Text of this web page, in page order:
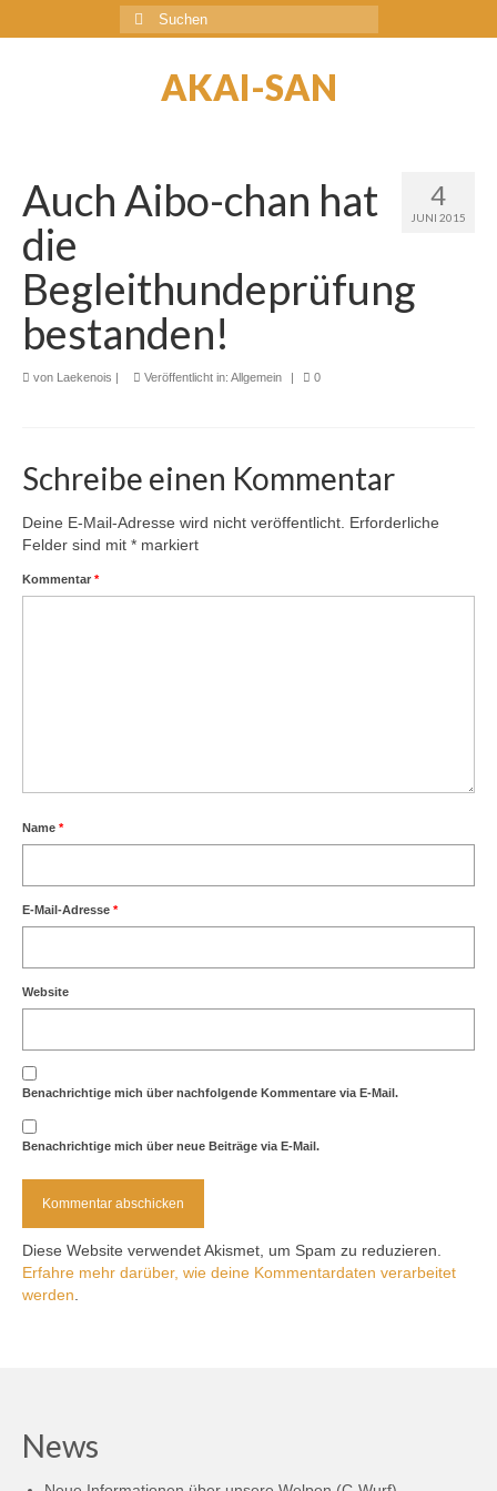
Suche
nach:
AKAI-SAN
4
JUNI 2015
Auch Aibo-chan hat
die
Begleithundeprüfung
bestanden!
von Laekenois | Veröffentlicht in: Allgemein | 0
Schreibe einen Kommentar
Deine E-Mail-Adresse wird nicht veröffentlicht. Erforderliche
Felder sind mit * markiert
Kommentar *
Name *
E-Mail-Adresse *
Website
Benachrichtige mich über nachfolgende Kommentare via E-Mail.
Benachrichtige mich über neue Beiträge via E-Mail.
Diese Website verwendet Akismet, um Spam zu reduzieren.
Erfahre mehr darüber, wie deine Kommentardaten verarbeitet
werden
News